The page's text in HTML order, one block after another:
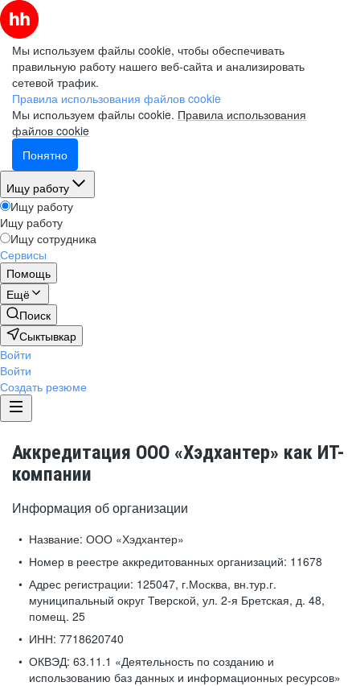
Мы используем файлы cookie, чтобы обеспечивать
правильную работу нашего веб-сайта и анализировать
сетевой трафик.
Правила использования файлов cookie
Мы используем файлы cookie. Правила использования
файлов cookie
Понятно
Ищу работу
Ищу работу
Ищу работу
Ищу сотрудника
Сервисы
Помощь
Ещё
Поиск
Сыктывкар
Войти
Войти
Создать резюме
Аккредитация ООО «Хэдхантер» как ИТ-
компании
Информация об организации
Название: ООО «Хэдхантер»
Номер в реестре аккредитованных организаций: 11678
Адрес регистрации: 125047, г.Москва, вн.тур.г.
муниципальный округ Тверской, ул. 2-я Бретская, д. 48,
помещ. 25
ИНН: 7718620740
ОКВЭД: 63.11.1 «Деятельность по созданию и
использованию баз данных и информационных ресурсов»